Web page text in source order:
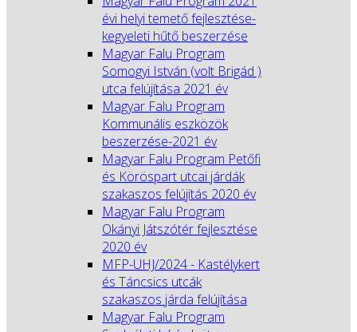
évi helyi temető fejlesztése-
kegyeleti hűtő beszerzése
Magyar Falu Program
Somogyi István (volt Brigád )
utca felújítása 2021 év
Magyar Falu Program
Kommunális eszközök
beszerzése-2021 év
Magyar Falu Program Petőfi
és Köröspart utcai járdák
szakaszos felújítás 2020 év
Magyar Falu Program
Okányi Játszótér fejlesztése
2020 év
MFP-UHJ/2024 - Kastélykert
és Táncsics utcák
szakaszos járda felújítása
Magyar Falu Program